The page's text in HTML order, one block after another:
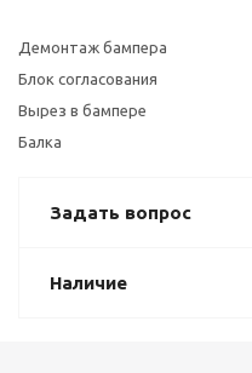
Демонтаж бампера
Блок согласования
Вырез в бампере
Балка
Задать вопрос
Наличие